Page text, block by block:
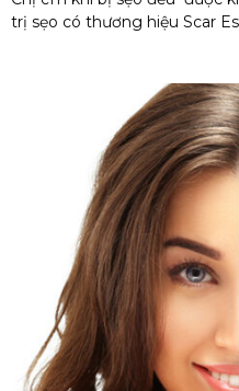
trị sẹo có thương hiệu Scar
phải chi trả bao nhiêu để